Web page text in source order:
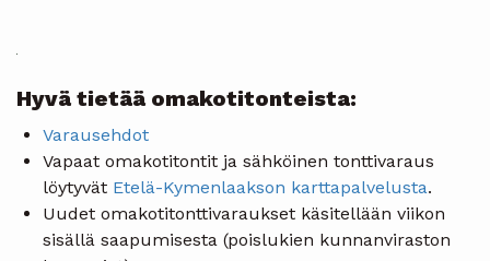
Hyvä tietää omakotitonteista:
Varausehdot
Vapaat omakotitontit ja sähköinen tonttivaraus
löytyvät Etelä-Kymenlaakson karttapalvelusta.
Uudet omakotitonttivaraukset käsitellään viikon
sisällä saapumisesta (poislukien kunnanviraston